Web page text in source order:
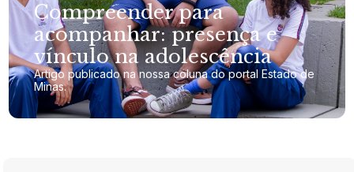
Compreender para
acompanhar: presença e
vínculo na adolescência
Artigo publicado na nossa coluna do portal Estado de
Minas.